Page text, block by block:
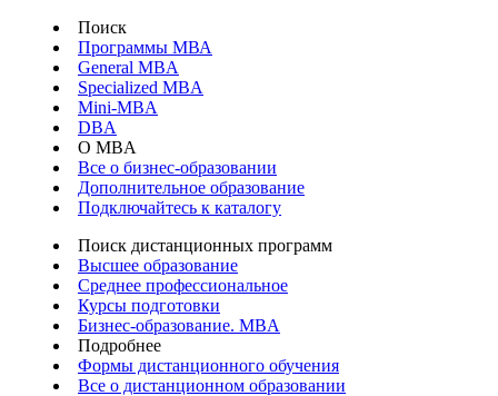
Поиск
Программы МВА
General MBA
Specialized MBA
Mini-MBA
DBA
О MBA
Все о бизнес-образовании
Дополнительное образование
Подключайтесь к каталогу
Поиск дистанционных программ
Высшее образование
Среднее профессиональное
Курсы подготовки
Бизнес-образование. MBA
Подробнее
Формы дистанционного обучения
Все о дистанционном образовании